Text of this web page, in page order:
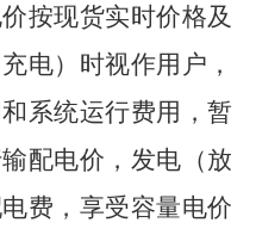
按现货实时价格及
电）时视作用户，
系统运行费用，暂
配电价，发电（放
费，享受容量电价